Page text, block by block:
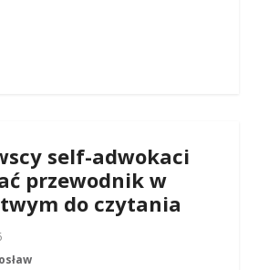
self-adwokaci
przewodnik w
do czytania